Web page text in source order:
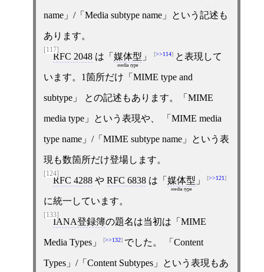
name」/「Media subtype name」という記述も
あります。
[117]
RFC 2048は「 媒体型
media type
」 >>114 と表現して
います。1箇所だけ「MIME type and
subtype」 との記述もあります。「MIME
media type」という表現や、 「MIME media
type name」/「MIME subtype name」という表
現も数箇所だけ登場します。
[124]
RFC 4288や RFC 6838は「 媒体型
media type
」 >>121
に統一しています。
[133]
IANA登録簿の題名は当初は「MIME
Media Types」 >>132 でした。 「Content
Types」/「Content Subtypes」という表現もあ